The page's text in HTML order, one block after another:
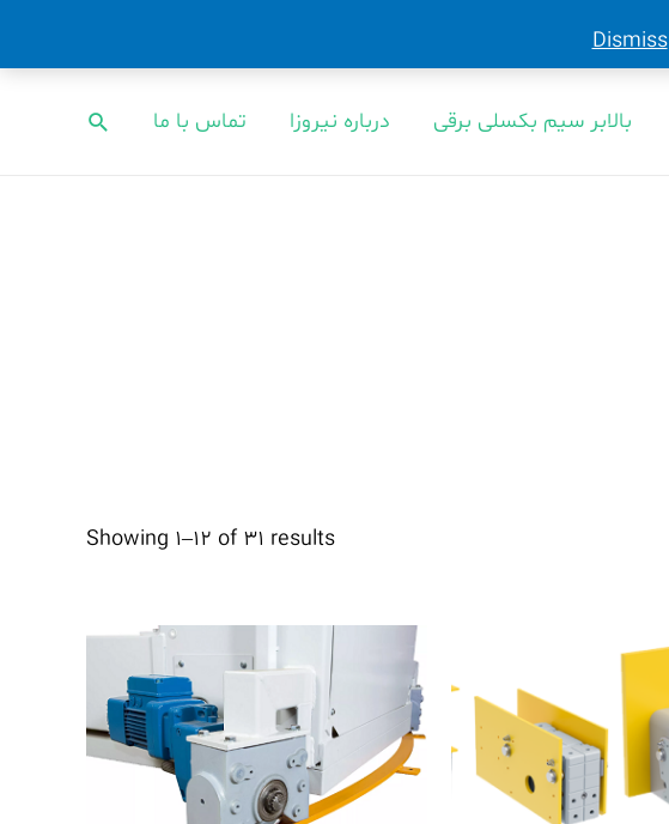
بالابر سیم بکسلی برقی درباره نیروزا تماس با ما جستجو
Showing 1–12 of 31 results
Dismiss